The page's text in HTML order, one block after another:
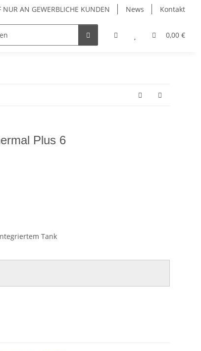
NUR AN GEWERBLICHE KUNDEN News Kontakt
0,00 €
Wärmepumpen Zubehör
Plus 6
Tank